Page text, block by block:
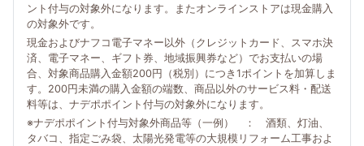
ント付与の対象外になります。またオンラインストアは現金購入
の対象外です。
現金およびナフコ電子マネー以外（クレジットカード、スマホ決
済、電子マネー、ギフト券、地域振興券など）でお支払いの場
合、対象商品購入金額200円（税別）につき1ポイントを加算しま
す。200円未満の購入金額の端数、商品以外のサービス料・配送
料等は、ナデポポイント付与の対象外になります。
※ナデポポイント付与対象外商品等（一例） ： 酒類、灯油、
タバコ、指定ごみ袋、太陽光発電等の大規模リフォーム工事およ